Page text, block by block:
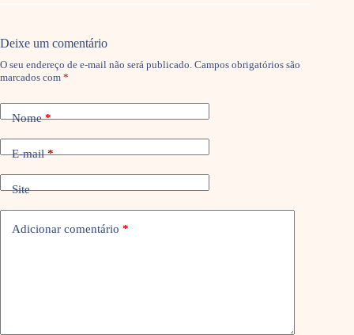
Deixe um comentário
O seu endereço de e-mail não será publicado. Campos obrigatórios são
marcados com *
Nome*
E-mail*
Site
Adicionar comentário *